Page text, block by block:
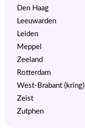
Den Haag
Leeuwarden
Leiden
Meppel
Zeeland
Rotterdam
West-Brabant (kring)
Zeist
Zutphen